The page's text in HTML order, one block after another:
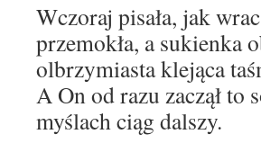
Wczoraj pisała, jak
przemokła, a sukienka
olbrzymiasta klejąca
A On od razu zaczął to
myślach ciąg dalszy.